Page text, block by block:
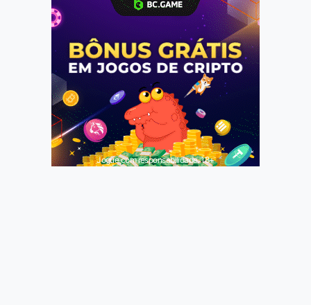
Jogue com responsabilidade. 18+